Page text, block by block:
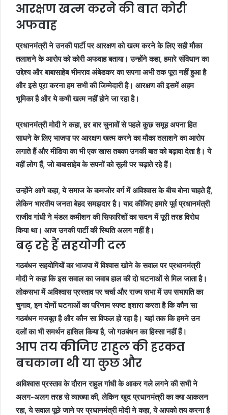
आरक्षण खत्म करने की बात कोरी
अफवाह
प्रधानमंत्री ने उनकी पार्टी पर आरक्षण को खत्म करने के लिए सही मौका
तलाशने के आरोप को कोरी अफवाह बताया। उन्होंने कहा, हमारे संविधान का
उद्देश्य और बाबासाहेब भीमराव अंबेडकर का सपना अभी तक पूरा नहीं हुआ है
और इसे पूरा करना हम सभी की जिम्मेदारी है। आरक्षण की इसमें अहम
भूमिका है और ये कभी खत्म नहीं होने जा रहा है।
प्रधानमंत्री मोदी ने कहा, हर बार चुनावों से पहले कुछ समूह अपना हित
साधने के लिए भाजपा पर आरक्षण खत्म करने का मौका तलाशने का आरोप
लगाते हैं और मीडिया का भी एक खास तबका उनकी बात को बढ़ावा देता है। ये
वहीं लोग हैं, जो बाबासाहेब के सपनों को सूली पर चढ़ाते रहे हैं।
उन्होंने आगे कहा, ये समाज के कमजोर वर्ग में अविश्वास के बीच बोना चाहते हैं,
लेकिन भारतीय जनता बेहद समझदार है। याद कीजिए हमारे पूर्व प्रधानमंत्री
राजीव गांधी ने मंडल कमीशन की सिफारिशों का सदन में पूरी तरह विरोध
किया था। आज उनकी पार्टी की स्थिति अलग नहीं है।
बढ़ रहे हैं सहयोगी दल
गठबंधन सहयोगियों का भाजपा में विश्वास खोने के सवाल पर प्रधानमंत्री
मोदी ने कहा कि इस सवाल का जवाब हाल की दो घटनाओं से मिल जाता है।
लोकसभा में अविश्वास प्रस्ताव पर चर्चा और राज्य सभा में उप सभापति का
चुनाव, इन दोनों घटनाओं का परिणाम स्पष्ट इशारा करता है कि कौन सा
गठबंधन मजबूत है और कौन सा विफल हो रहा है। यहां तक कि हमने उन
दलों का भी समर्थन हासिल किया है, जो गठबंधन का हिस्सा नहीं हैं।
आप तय कीजिए राहुल की हरकत
बचकाना थी या कुछ और
अविश्वास प्रस्ताव के दौरान राहुल गांधी के आकर गले लगने की सभी ने
अलग-अलग तरह से व्याख्या की, लेकिन खुद प्रधानमंत्री का क्या आकलन
रहा, ये सवाल पूछे जाने पर प्रधानमंत्री मोदी ने कहा, ये आपको तय करना है